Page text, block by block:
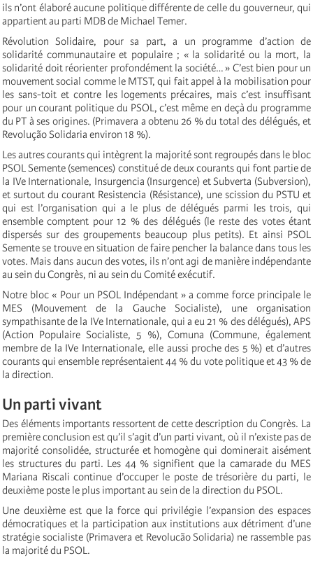
ils n’ont élaboré aucune politique différente de celle du gouverneur, qui
appartient au parti MDB de Michael Temer.
Révolution Solidaire, pour sa part, a un programme d’action de
solidarité communautaire et populaire ; « la solidarité ou la mort, la
solidarité doit réorienter profondément la société… » C’est bien pour un
mouvement social comme le MTST, qui fait appel à la mobilisation pour
les sans-toit et contre les logements précaires, mais c’est insuffisant
pour un courant politique du PSOL, c’est même en deçà du programme
du PT à ses origines. (Primavera a obtenu 26 % du total des délégués, et
Revolução Solidaria environ 18 %).
Les autres courants qui intègrent la majorité sont regroupés dans le bloc
PSOL Semente (semences) constitué de deux courants qui font partie de
la IVe Internationale, Insurgencia (Insurgence) et Subverta (Subversion),
et surtout du courant Resistencia (Résistance), une scission du PSTU et
qui est l’organisation qui a le plus de délégués parmi les trois, qui
ensemble comptent pour 12 % des délégués (le reste des votes étant
dispersés sur des groupements beaucoup plus petits). Et ainsi PSOL
Semente se trouve en situation de faire pencher la balance dans tous les
votes. Mais dans aucun des votes, ils n’ont agi de manière indépendante
au sein du Congrès, ni au sein du Comité exécutif.
Notre bloc « Pour un PSOL Indépendant » a comme force principale le
MES (Mouvement de la Gauche Socialiste), une organisation
sympathisante de la IVe Internationale, qui a eu 21 % des délégués), APS
(Action Populaire Socialiste, 5 %), Comuna (Commune, également
membre de la IVe Internationale, elle aussi proche des 5 %) et d’autres
courants qui ensemble représentaient 44 % du vote politique et 43 % de
la direction.
Un parti vivant
Des éléments importants ressortent de cette description du Congrès. La
première conclusion est qu’il s’agit d’un parti vivant, où il n’existe pas de
majorité consolidée, structurée et homogène qui dominerait aisément
les structures du parti. Les 44 % signifient que la camarade du MES
Mariana Riscali continue d’occuper le poste de trésorière du parti, le
deuxième poste le plus important au sein de la direction du PSOL.
Une deuxième est que la force qui privilégie l’expansion des espaces
démocratiques et la participation aux institutions aux détriment d’une
stratégie socialiste (Primavera et Revolucão Solidaria) ne rassemble pas
la majorité du PSOL.